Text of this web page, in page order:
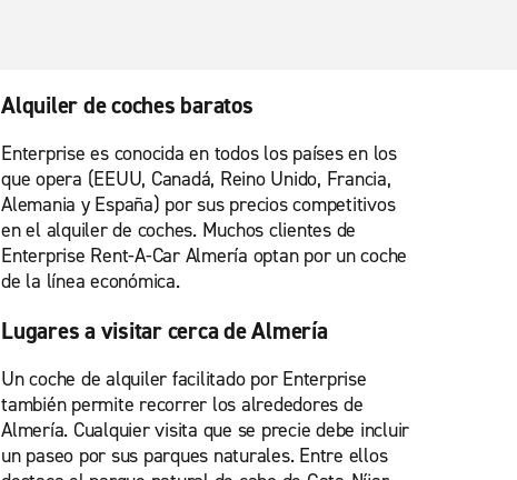
Alquiler de coches baratos
Enterprise es conocida en todos los países en los
que opera (EEUU, Canadá, Reino Unido, Francia,
Alemania y España) por sus precios competitivos
en el alquiler de coches. Muchos clientes de
Enterprise Rent-A-Car Almería optan por un coche
de la línea económica.
Lugares a visitar cerca de Almería
Un coche de alquiler facilitado por Enterprise
también permite recorrer los alrededores de
Almería. Cualquier visita que se precie debe incluir
un paseo por sus parques naturales. Entre ellos